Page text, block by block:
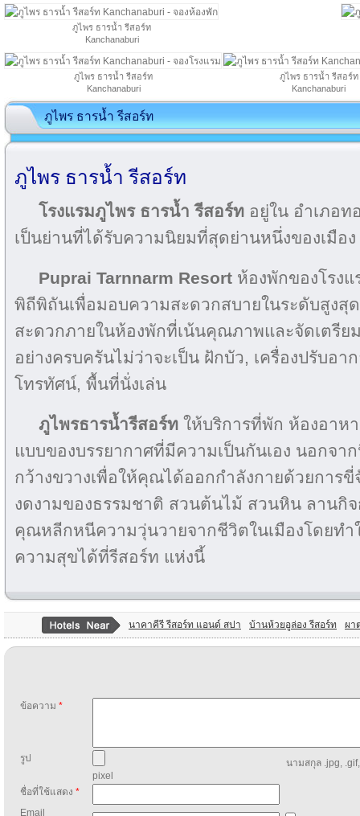
ภูไพร ธารน้ำ รีสอร์ท
Kanchanaburi
ภูไพร ธารน้ำ รีสอร์ท
Kanchanaburi
ภูไพร ธารน้ำ รีสอร์ท
Kanchanaburi
ภูไพร ธารน้ำ รีสอร์ท
ภูไพร ธารน้ำ รีสอร์ท
โรงแรมภูไพร ธารน้ำ รีสอร์ท อยู่ใน อำเภอ
เป็นย่านที่ได้รับความนิยมที่สุดย่านหนึ่งของเมือง
Puprai Tarnnarm Resort ห้องพักของโรง
พิถีพิถันเพื่อมอบความสะดวกสบายในระดับสูงสุ
สะดวกภายในห้องพักที่เน้นคุณภาพและจัดเตรีย
อย่างครบครันไม่ว่าจะเป็น ฝักบัว, เครื่องปรับอา
โทรทัศน์, พื้นที่นั่งเล่น
ภูไพรธารน้ำรีสอร์ท ให้บริการที่พัก ห้องอาห
แบบของบรรยากาศที่มีความเป็นกันเอง นอกจา
กว้างขวางเพื่อให้คุณได้ออกกำลังกายด้วยการ
งดงามของธรรมชาติ สวนต้นไม้ สวนหิน ลานกิ
คุณหลีกหนีความวุ่นวายจากชีวิตในเมืองโดยท
ความสุขได้ที่รีสอร์ท แห่งนี้
นาคาคีรี รีสอร์ท แอนด์ สปา บ้านห้วยอูล่อง รีสอร์ท ผา
ข้อความ *
รูป
นามสกุล .jpg,
pixel
ชื่อที่ใช้แสดง *
Email